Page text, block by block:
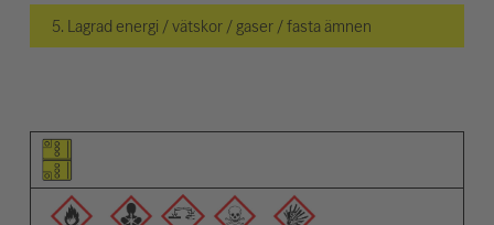
5. Lagrad energi / vätskor / gaser / fasta ämnen
Piktogram för objektet
Piktogram för varningarna
Beskrivning